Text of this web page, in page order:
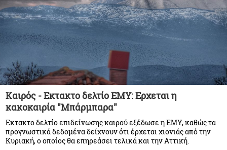
Καιρός - Eκτακτο δελτίο ΕΜΥ: Ερχεται η
κακοκαιρία "Μπάρμπαρα"
Εκτακτο δελτίο επιδείνωσης καιρού εξέδωσε η ΕΜΥ, καθώς τα
προγνωστικά δεδομένα δείχνουν ότι έρχεται χιονιάς από την
Κυριακή, ο οποίος θα επηρεάσει τελικά και την Αττική.